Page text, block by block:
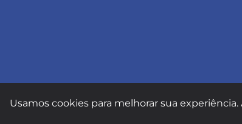
Usamos cookies para melhorar sua